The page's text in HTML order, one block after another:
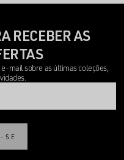
RECEBER AS
mail sobre as últimas coleções,
SE